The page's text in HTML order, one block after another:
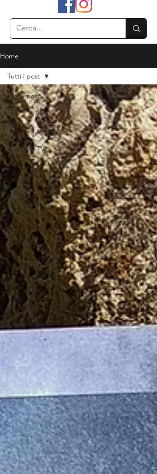
Home
Tutti i post
Libro
Film
Serie e
Miniserie TV
Tutti i post